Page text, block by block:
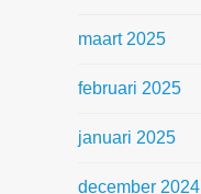
maart 2025
februari 2025
januari 2025
december 2024